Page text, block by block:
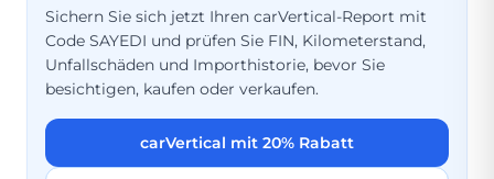
Sichern Sie sich jetzt Ihren carVertical-Report mit
Code SAYEDI und prüfen Sie FIN, Kilometerstand,
Unfallschäden und Importhistorie, bevor Sie
besichtigen, kaufen oder verkaufen.
carVertical mit 20% Rabatt